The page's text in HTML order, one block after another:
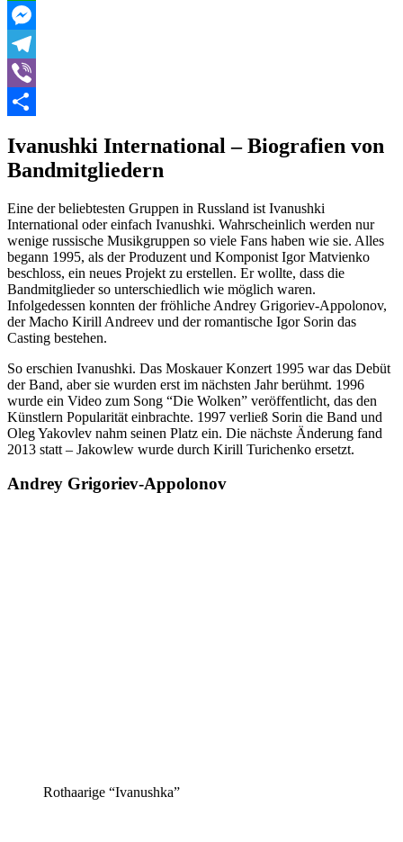
WhatsApp
Messenger
Telegram
Viber
Ivanushki International – Biografien von
Bandmitgliedern
Eine der beliebtesten Gruppen in Russland ist Ivanushki
International oder einfach Ivanushki. Wahrscheinlich werden nur
wenige russische Musikgruppen so viele Fans haben wie sie. Alles
begann 1995, als der Produzent und Komponist Igor Matvienko
beschloss, ein neues Projekt zu erstellen. Er wollte, dass die
Bandmitglieder so unterschiedlich wie möglich waren.
Infolgedessen konnten der fröhliche Andrey Grigoriev-Appolonov,
der Macho Kirill Andreev und der romantische Igor Sorin das
Casting bestehen.
So erschien Ivanushki. Das Moskauer Konzert 1995 war das Debüt
der Band, aber sie wurden erst im nächsten Jahr berühmt. 1996
wurde ein Video zum Song “Die Wolken” veröffentlicht, das den
Künstlern Popularität einbrachte. 1997 verließ Sorin die Band und
Oleg Yakovlev nahm seinen Platz ein. Die nächste Änderung fand
2013 statt – Jakowlew wurde durch Kirill Turichenko ersetzt.
Andrey Grigoriev-Appolonov
Rothaarige “Ivanushka”